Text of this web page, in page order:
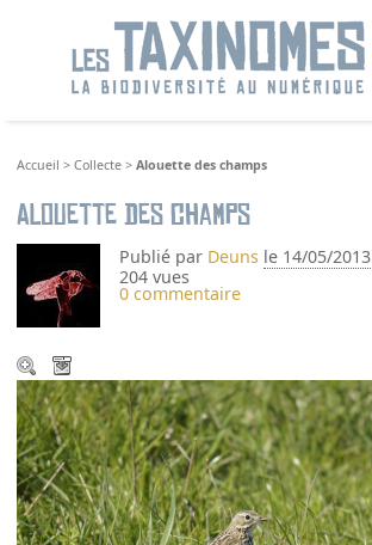
Accueil >Collecte >Alouette des champs
Alouette des champs
Publié par Deuns le 14/05/2013
204 vues
0 commentaire